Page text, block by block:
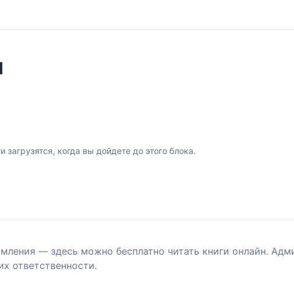
загрузятся, когда вы дойдете до этого блока.
— здесь можно бесплатно читать книги онлайн.
ответственности.